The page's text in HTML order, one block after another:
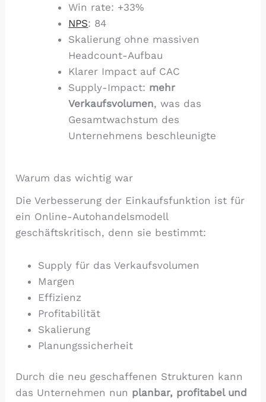
Win rate: +33%
NPS: 84
Skalierung ohne massiven
Headcount-Aufbau
Klarer Impact auf CAC
Supply-Impact: mehr
Verkaufsvolumen, was das
Gesamtwachstum des
Unternehmens beschleunigte
Warum das wichtig war
Die Verbesserung der Einkaufsfunktion ist für
ein Online-Autohandelsmodell
geschäftskritisch, denn sie bestimmt:
Supply für das Verkaufsvolumen
Margen
Effizienz
Profitabilität
Skalierung
Planungssicherheit
Durch die neu geschaffenen Strukturen kann
das Unternehmen nun planbar, profitabel und